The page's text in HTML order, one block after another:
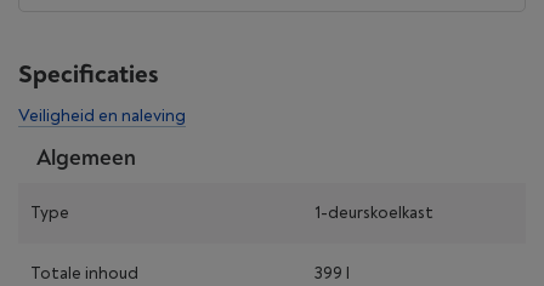
Specificaties
Veiligheid en naleving
Algemeen
Type 1-deurskoelkast
Totale inhoud 399 l